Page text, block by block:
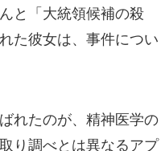
と「大統領候補の殺
た彼女は、事件につい
れたのが、精神医学の
り調べとは異なるアプ